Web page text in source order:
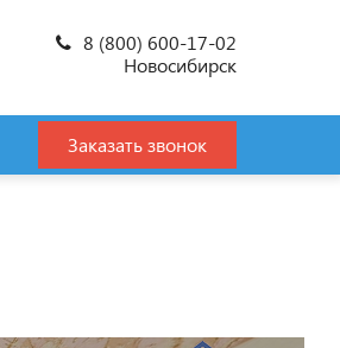
8 (800) 600-17-02
Новосибирск
Заказать звонок